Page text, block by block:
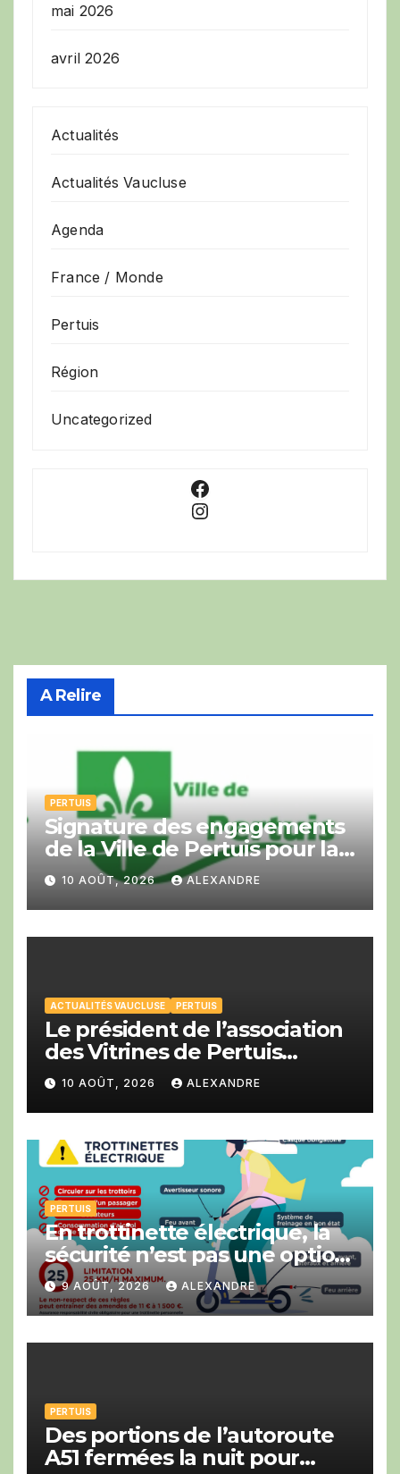
mai 2026
avril 2026
Actualités
Actualités Vaucluse
Agenda
France / Monde
Pertuis
Région
Uncategorized
Facebook
Instagram
A Relire
PERTUIS
Signature des engagements
de la Ville de Pertuis pour la
Cop Bike Ride
10 AOÛT, 2026 ALEXANDRE
ACTUALITÉS VAUCLUSE PERTUIS
Le président de l’association
des Vitrines de Pertuis
Franck Girard a été élu à la
CCI du Vaucluse.
10 AOÛT, 2026 ALEXANDRE
PERTUIS
En trottinette électrique, la
sécurité n’est pas une option
!
9 AOÛT, 2026 ALEXANDRE
PERTUIS
Des portions de l’autoroute
A51 fermées la nuit pour